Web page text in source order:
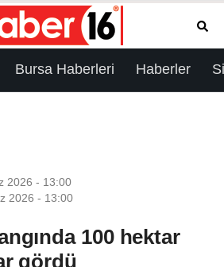
Bursa Haberleri Haberler
2026 - 13:00
2026 - 13:00
100 hektar
gördü